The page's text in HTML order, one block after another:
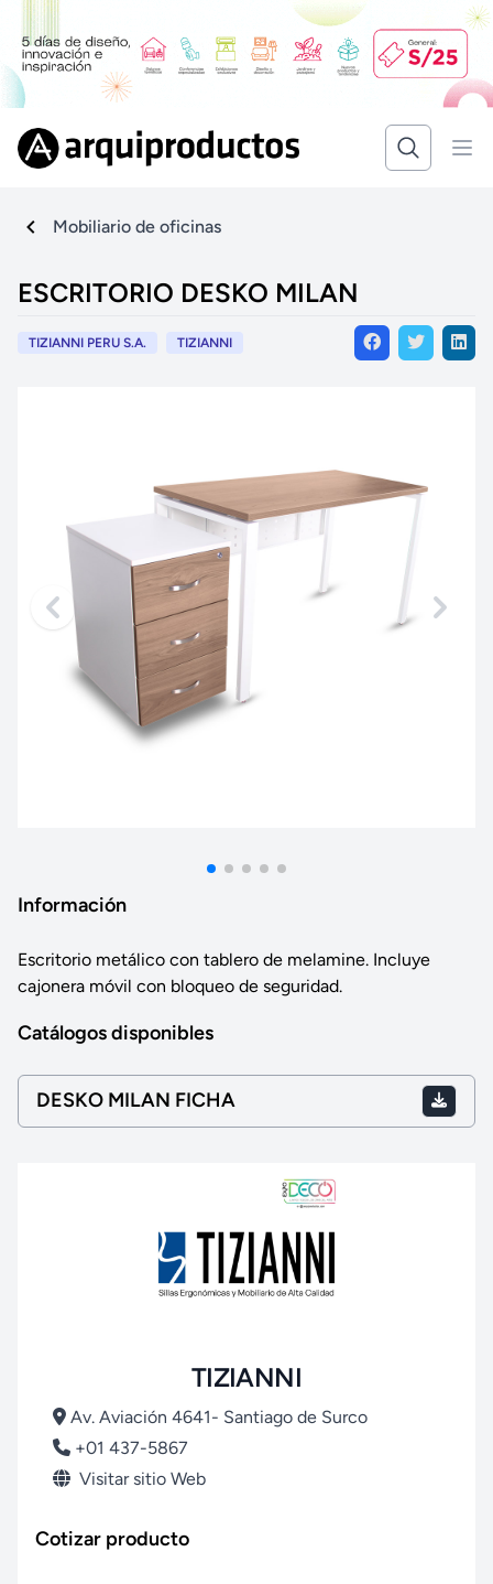
Mobiliario de oficinas
ESCRITORIO DESKO MILAN
TIZIANNI PERU S.A. TIZIANNI
Información
Escritorio metálico con tablero de melamine. Incluye
cajonera móvil con bloqueo de seguridad.
Catálogos disponibles
DESKO MILAN FICHA
TIZIANNI
Av. Aviación 4641- Santiago de Surco
+01 437-5867
Visitar sitio Web
Cotizar producto